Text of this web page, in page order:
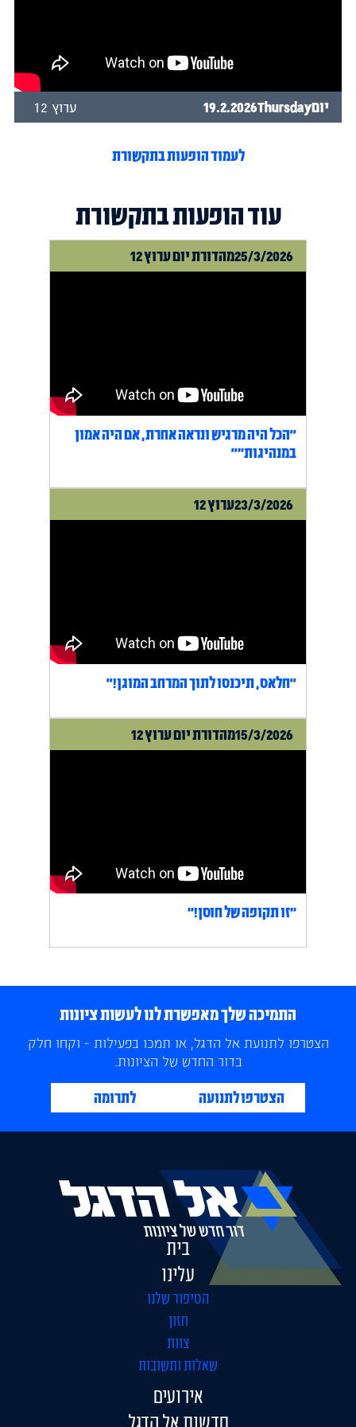
יוםThursday
19.2.2026 ערוץ 12
לעמוד הופעות בתקשורת
עוד הופעות בתקשורת
25/3/2026מהדורת יום ערוץ 12
"הכל היה מרגיש ונראה אחרת, אם היה אמון
במנהיגות״"
23/3/2026ערוץ 12
"חלאס, תיכנסו לתוך המרחב המוגן!"
15/3/2026מהדורת יום ערוץ 12
״זו תקופה של חוסן!״
התמיכה שלך מאפשרת לנו לעשות ציונות
הצטרפו לתנועת אל הדגל, או תמכו בפעילות - וקחו חלק
בדור החדש של הציונות.
הצטרפו לתנועה לתרומה
בית
עלינו
הסיפור שלנו
חזון
צוות
שאלות ותשובות
אירועים
חדשות אל הדגל